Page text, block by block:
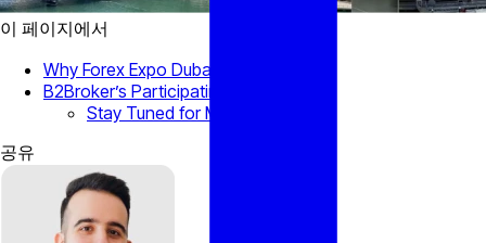
이 페이지에서
Why Forex Expo Dubai
B2Broker’s Participating Team
Stay Tuned for More!
공유